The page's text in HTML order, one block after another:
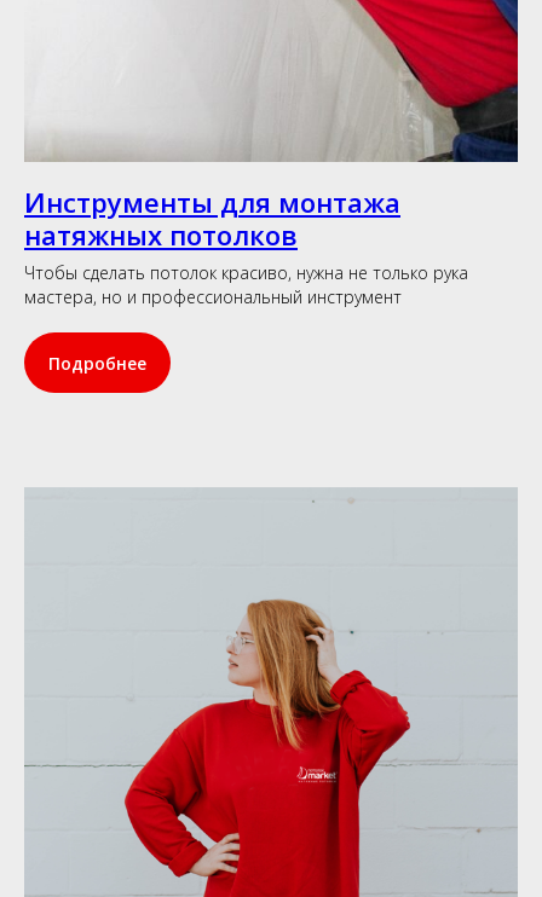
Инструменты для монтажа
натяжных потолков
Чтобы сделать потолок красиво, нужна не только рука
мастера, но и профессиональный инструмент
Подробнее